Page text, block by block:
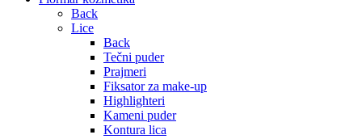
Back
Lice
Back
Tečni puder
Prajmeri
Fiksator za make-up
Highlighteri
Kameni puder
Kontura lica